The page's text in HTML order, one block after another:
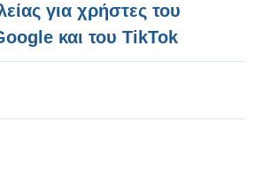
για χρήστες του
και του TikTok